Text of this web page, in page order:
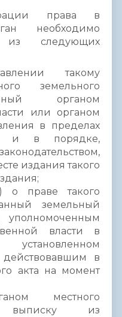
права в
необходимо
из следующих
такому
земельного
органом
или органом
в пределах
и в порядке,
издания такого
о праве такого
земельный
уполномоченным
власти в
действовавшим в
акта на момент
местного
выписку из